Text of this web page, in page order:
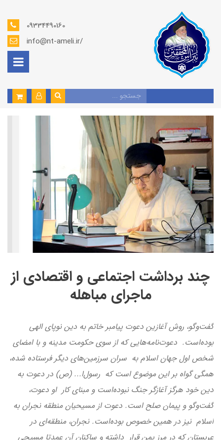
09334490160
info@nt-ameli.ir/
چند برداشت اجتماعی و اقتصادی از
ماجرای مباهله
گفت‌وگو، روش آغازین دعوت پیامبر خاتم به دین نوپای الهی
بوده‌است. دعوت‌نامه‌هایی که از سوی حکومت مدینه و با امضای
شخص اول جهان اسلام به سران سرزمین‌های دیگر فرستاده شده،
همگی گواه بر این موضوع است که رسول‌ا... (ص) در دعوت به
دین خود هرگز آغازگر جنگ نبوده‌است و مبنای کار او دعوت،
گفت‌وگو و پیمان صلح است. دعوت از مسیحیان منطقه نجران به
اسلام نیز در همین خصوص بوده‌است. نجران، منطقه‌ای در
عربستان که در مرز یمن قرار داشته و ساکنان آن عمدتا مسیحی